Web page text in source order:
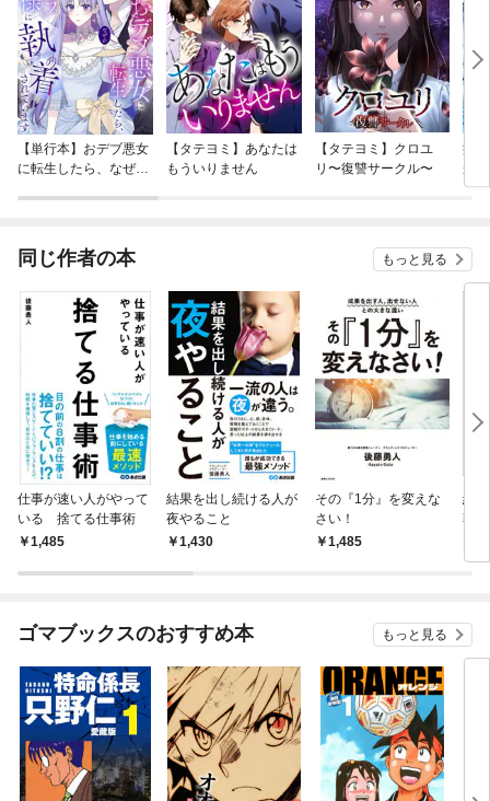
【単行本】おデブ悪女
に転生したら、なぜか
【タテヨミ】あなたは
もういりません
【タテヨミ】クロユ
リ〜復讐サークル〜
病
が
ぎ
同じ作者の本 もっと見る
仕事が速い人がやって
いる 捨てる仕事術
1,485
結果を出し続ける人が
夜やること
1,430
その『1分』を変えな
さい！
1,485
結
朝
ゴマブックスのおすすめ本 もっと見る